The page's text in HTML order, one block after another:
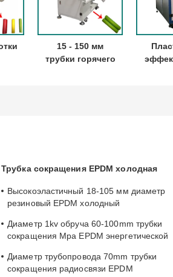
15 - 150 мм
трубки горячего
машины
Трубка сокращения EPDM холодная
Высокоэластичный 18-105 мм диаметр
резиновый EPDM холодный
Диаметр 1kv обруча 60-100mm трубки
сокращения Mpa EPDM энергетической
Диаметр трубопровода 70mm трубки
сокращения радиосвязи EPDM